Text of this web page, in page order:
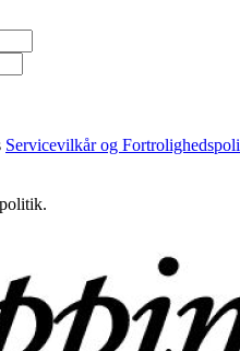
Servicevilkår og